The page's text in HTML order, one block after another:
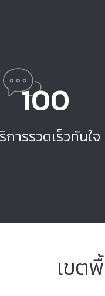
100
การรวดเร็วทันใจ
เขต